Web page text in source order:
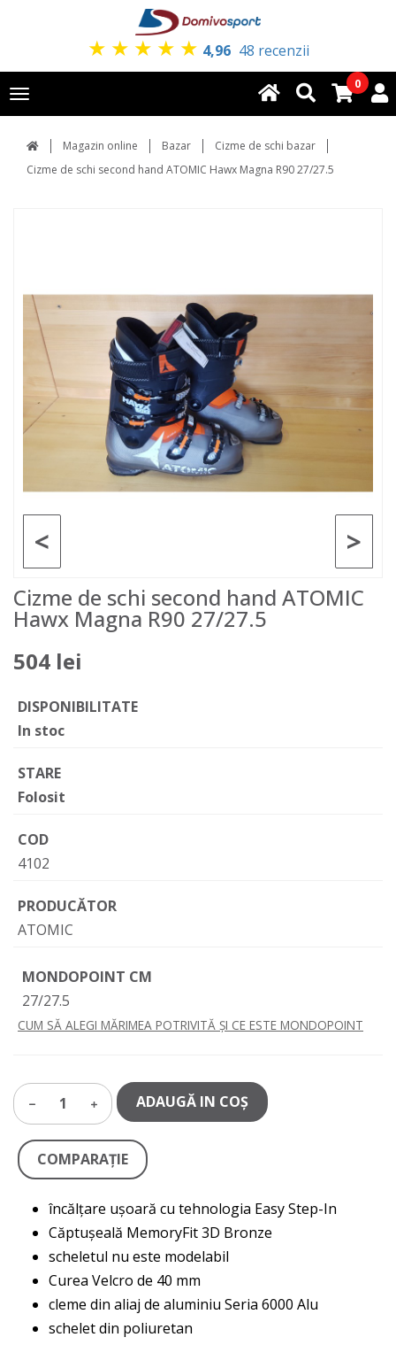
★ ★ ★ ★ ★ 4,96 48 recenzii
Toggle
navigation
0
Magazin online Bazar
Cizme de schi bazar
Cizme de schi second hand ATOMIC Hawx Magna R90 27/27.5
>
<
Cizme de schi second hand ATOMIC
Hawx Magna R90 27/27.5
504 lei
DISPONIBILITATE
In stoc
STARE
Folosit
COD
4102
PRODUCĂTOR
ATOMIC
MONDOPOINT CM
27/27.5
CUM SĂ ALEGI MĂRIMEA POTRIVITĂ ȘI CE ESTE MONDOPOINT
1 ADAUGĂ IN COŞ
COMPARAŢIE
încălțare ușoară cu tehnologia Easy Step-In
Căptușeală MemoryFit 3D Bronze
scheletul nu este modelabil
Curea Velcro de 40 mm
cleme din aliaj de aluminiu Seria 6000 Alu
schelet din poliuretan